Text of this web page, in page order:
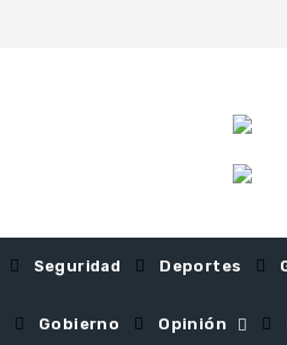
Seguridad Deportes
Gobierno Opinión